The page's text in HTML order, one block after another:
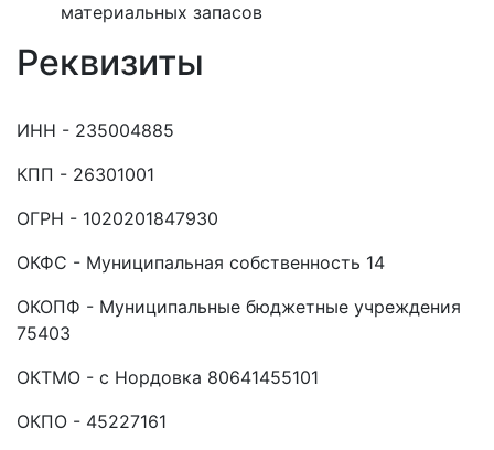
материальных запасов
Реквизиты
ИНН - 235004885
КПП - 26301001
ОГРН - 1020201847930
ОКФС - Муниципальная собственность 14
ОКОПФ - Муниципальные бюджетные учреждения
75403
ОКТМО - с Нордовка 80641455101
ОКПО - 45227161